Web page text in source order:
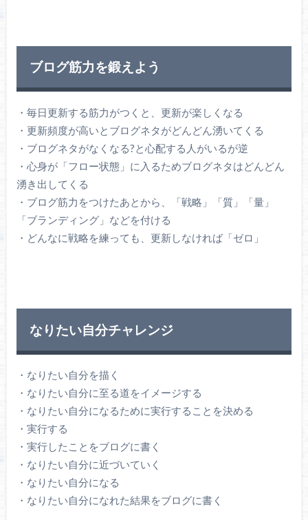
ブログ筋力を鍛えよう
・毎日更新する筋力がつくと、更新が楽しくなる
・更新頻度が高いとブログネタがどんどん湧いてくる
・ブログネタがなくなる?と心配する人がいるが逆
・心身が「フロー状態」に入るためブログネタはどんどん
湧き出してくる
・ブログ筋力をつけたあとから、「戦略」「質」「量」
「ブランディング」などを付ける
・どんなに戦略を練っても、更新しなければ「ゼロ」
なりたい自分チャレンジ
・なりたい自分を描く
・なりたい自分に至る道をイメージする
・なりたい自分になるために実行することを決める
・実行する
・実行したことをブログに書く
・なりたい自分に近づいていく
・なりたい自分になる
・なりたい自分になれた結果をブログに書く